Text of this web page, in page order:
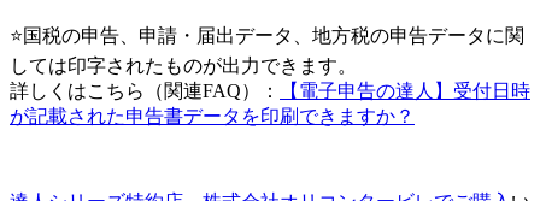
⭐国税の申告、申請・届出データ、地方税の申告データに関
しては印字されたものが出力できます。
詳しくはこちら（関連FAQ）：
【電子申告の達人】受付日時
が記載された申告書データを印刷できますか？